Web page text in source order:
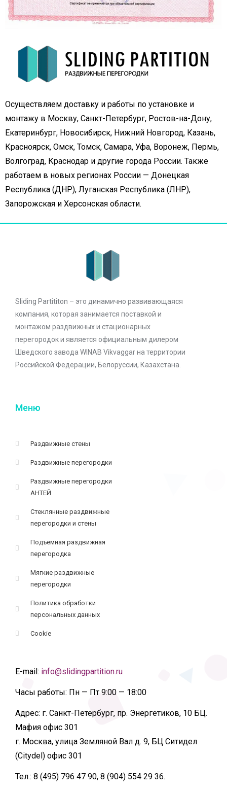
Осуществляем доставку и работы по установке и
монтажу в Москву, Санкт-Петербург, Ростов-на-Дону,
Екатеринбург, Новосибирск, Нижний Новгород, Казань,
Красноярск, Омск, Томск, Самара, Уфа, Воронеж, Пермь,
Волгоград, Краснодар и другие города России. Также
работаем в новых регионах России — Донецкая
Республика (ДНР), Луганская Республика (ЛНР),
Запорожская и Херсонская области.
Sliding Partititon – это динамично развивающаяся
компания, которая занимается поставкой и
монтажом раздвижных и стационарных
перегородок и является официальным дилером
Шведского завода WINAB Vikvaggar на территории
Российской Федерации, Белоруссии, Казахстана.
Меню
Раздвижные стены
Раздвижные перегородки
Раздвижные перегородки
АНТЕЙ
Стеклянные раздвижные
перегородки и стены
Подъемная раздвижная
перегородка
Мягкие раздвижные
перегородки
Политика обработки
персональных данных
Cookie
E-mail: info@slidingpartition.ru
Часы работы: Пн — Пт 9:00 — 18:00
Адрес: г. Санкт-Петербург, пр. Энергетиков, 10 БЦ.
Мафия офис 301
г. Москва, улица Земляной Вал д. 9, БЦ Ситидел
(Citydel) офис 301
Тел.: 8 (495) 796 47 90, 8 (904) 554 29 36.